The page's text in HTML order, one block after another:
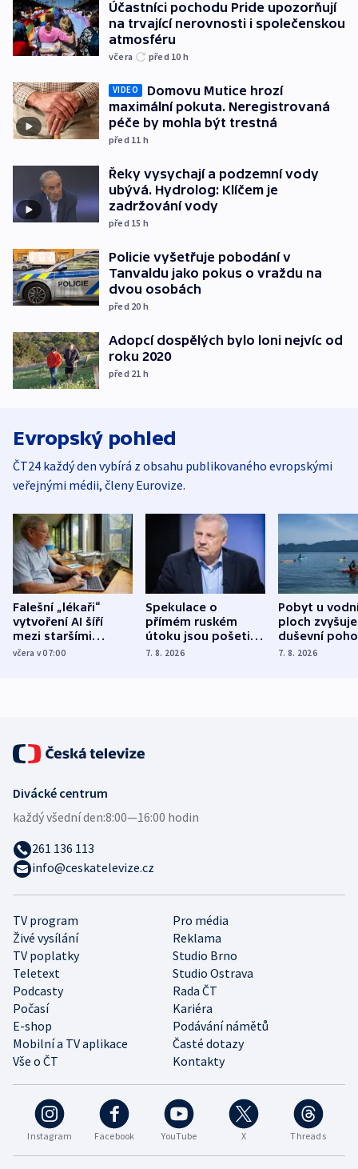
Účastníci pochodu Pride upozorňují
na trvající nerovnosti i společenskou
atmosféru
včera před 10 h
VIDEO
Domovu Mutice hrozí
maximální pokuta. Neregistrovaná
péče by mohla být trestná
před 11 h
Řeky vysychají a podzemní vody
ubývá. Hydrolog: Klíčem je
zadržování vody
před 15 h
Policie vyšetřuje pobodání v
Tanvaldu jako pokus o vraždu na
dvou osobách
před 20 h
Adopcí dospělých bylo loni nejvíc od
roku 2020
před 21 h
Evropský pohled
ČT24 každý den vybírá z obsahu publikovaného evropskými
veřejnými médii, členy Eurovize.
Falešní „lékaři“
vytvoření AI šíří
mezi staršími
Poláky nebezpečné
včera v 07:00
Spekulace o
přímém ruském
útoku jsou pošetilé,
míní estonský
7. 8. 2026
Pobyt u
ploch zvyšuje
duševní
ukázala
7. 8. 2026
Instagram Facebook YouTube X Threads
TV program
Pro média
Živé vysílání
Reklama
TV poplatky
Studio Brno
Teletext
Studio Ostrava
Podcasty
Rada ČT
Počasí
Kariéra
E-shop
Podávání námětů
Mobilní a TV aplikace
Časté dotazy
Vše o ČT
Kontakty
Divácké centrum
každý všední den:8:00—16:00 hodin
261 136 113
info@ceskatelevize.cz